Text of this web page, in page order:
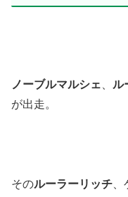
ノーブルマルシェ ル
が出走。
そのルーラーリッチ